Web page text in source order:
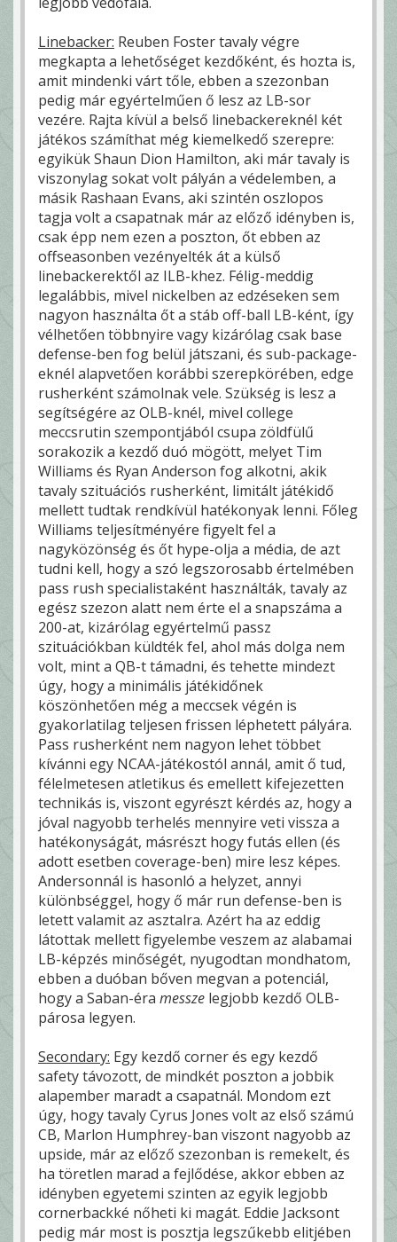
Linebacker: Reuben Foster tavaly végre
megkapta a lehetőséget kezdőként, és hozta is,
amit mindenki várt tőle, ebben a szezonban
pedig már egyértelműen ő lesz az LB-sor
vezére. Rajta kívül a belső linebackereknél két
játékos számíthat még kiemelkedő szerepre:
egyikük Shaun Dion Hamilton, aki már tavaly is
viszonylag sokat volt pályán a védelemben, a
másik Rashaan Evans, aki szintén oszlopos
tagja volt a csapatnak már az előző idényben is,
csak épp nem ezen a poszton, őt ebben az
offseasonben vezényelték át a külső
linebackerektől az ILB-khez. Félig-meddig
legalábbis, mivel nickelben az edzéseken sem
nagyon használta őt a stáb off-ball LB-ként, így
vélhetően többnyire vagy kizárólag csak base
defense-ben fog belül játszani, és sub-package-
eknél alapvetően korábbi szerepkörében, edge
rusherként számolnak vele. Szükség is lesz a
segítségére az OLB-knél, mivel college
meccsrutin szempontjából csupa zöldfülű
sorakozik a kezdő duó mögött, melyet Tim
Williams és Ryan Anderson fog alkotni, akik
tavaly szituációs rusherként, limitált játékidő
mellett tudtak rendkívül hatékonyak lenni. Főleg
Williams teljesítményére figyelt fel a
nagyközönség és őt hype-olja a média, de azt
tudni kell, hogy a szó legszorosabb értelmében
pass rush specialistaként használták, tavaly az
egész szezon alatt nem érte el a snapszáma a
200-at, kizárólag egyértelmű passz
szituációkban küldték fel, ahol más dolga nem
volt, mint a QB-t támadni, és tehette mindezt
úgy, hogy a minimális játékidőnek
köszönhetően még a meccsek végén is
gyakorlatilag teljesen frissen léphetett pályára.
Pass rusherként nem nagyon lehet többet
kívánni egy NCAA-játékostól annál, amit ő tud,
félelmetesen atletikus és emellett kifejezetten
technikás is, viszont egyrészt kérdés az, hogy a
jóval nagyobb terhelés mennyire veti vissza a
hatékonyságát, másrészt hogy futás ellen (és
adott esetben coverage-ben) mire lesz képes.
Andersonnál is hasonló a helyzet, annyi
különbséggel, hogy ő már run defense-ben is
letett valamit az asztalra. Azért ha az eddig
látottak mellett figyelembe veszem az alabamai
LB-képzés minőségét, nyugodtan mondhatom,
ebben a duóban bőven megvan a potenciál,
hogy a Saban-éra messze legjobb kezdő OLB-
párosa legyen.
Secondary: Egy kezdő corner és egy kezdő
safety távozott, de mindkét poszton a jobbik
alapember maradt a csapatnál. Mondom ezt
úgy, hogy tavaly Cyrus Jones volt az első számú
CB, Marlon Humphrey-ban viszont nagyobb az
upside, már az előző szezonban is remekelt, és
ha töretlen marad a fejlődése, akkor ebben az
idényben egyetemi szinten az egyik legjobb
cornerbackké nőheti ki magát. Eddie Jacksont
pedig már most is posztja legszűkebb elitjében